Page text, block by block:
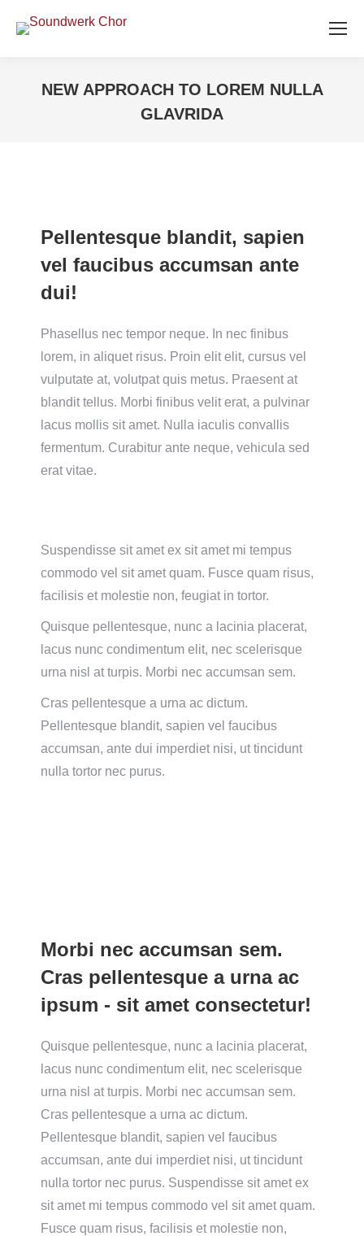
NEW APPROACH TO LOREM NULLA
GLAVRIDA
Pellentesque blandit, sapien
vel faucibus accumsan ante
dui!
Phasellus nec tempor neque. In nec finibus
lorem, in aliquet risus. Proin elit elit, cursus vel
vulputate at, volutpat quis metus. Praesent at
blandit tellus. Morbi finibus velit erat, a pulvinar
lacus mollis sit amet. Nulla iaculis convallis
fermentum. Curabitur ante neque, vehicula sed
erat vitae.
Suspendisse sit amet ex sit amet mi tempus
commodo vel sit amet quam. Fusce quam risus,
facilisis et molestie non, feugiat in tortor.
Quisque pellentesque, nunc a lacinia placerat,
lacus nunc condimentum elit, nec scelerisque
urna nisl at turpis. Morbi nec accumsan sem.
Cras pellentesque a urna ac dictum.
Pellentesque blandit, sapien vel faucibus
accumsan, ante dui imperdiet nisi, ut tincidunt
nulla tortor nec purus.
Morbi nec accumsan sem.
Cras pellentesque a urna ac
ipsum - sit amet consectetur!
Quisque pellentesque, nunc a lacinia placerat,
lacus nunc condimentum elit, nec scelerisque
urna nisl at turpis. Morbi nec accumsan sem.
Cras pellentesque a urna ac dictum.
Pellentesque blandit, sapien vel faucibus
accumsan, ante dui imperdiet nisi, ut tincidunt
nulla tortor nec purus. Suspendisse sit amet ex
sit amet mi tempus commodo vel sit amet quam.
Fusce quam risus, facilisis et molestie non,